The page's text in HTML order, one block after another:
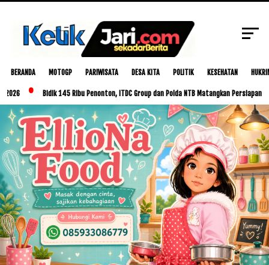
BERANDA MOTOGP PARIWISATA DESA KITA POLITIK KESEHATAN
Bidik 145 Ribu Penonton, ITDC Group dan Polda NTB Matangkan Persiapan MotoGP